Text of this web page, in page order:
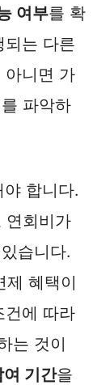
여부를 확
되는 다른
아니면 가
파악하
합니다.
연회비가
습니다.
제 혜택이
건에 따라
는 것이
여 기간을